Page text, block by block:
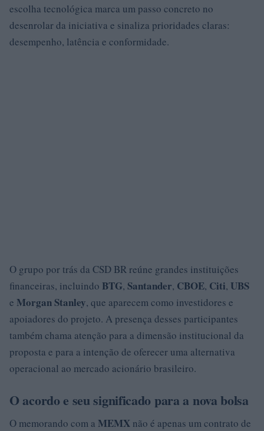
escolha tecnológica marca um passo concreto no
desenrolar da iniciativa e sinaliza prioridades claras:
desempenho, latência e conformidade.
O grupo por trás da CSD BR reúne grandes instituições
financeiras, incluindo BTG, Santander, CBOE, Citi, UBS
e Morgan Stanley, que aparecem como investidores e
apoiadores do projeto. A presença desses participantes
também chama atenção para a dimensão institucional da
proposta e para a intenção de oferecer uma alternativa
operacional ao mercado acionário brasileiro.
O acordo e seu significado para a nova bolsa
O memorando com a MEMX não é apenas um contrato de